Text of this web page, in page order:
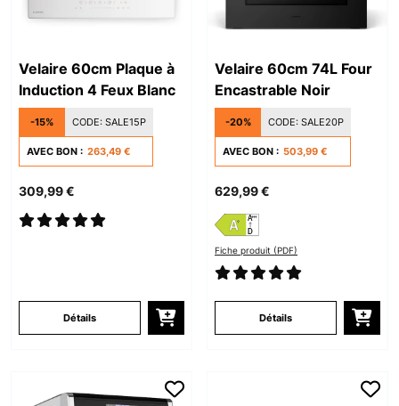
Velaire 60cm Plaque à
Induction 4 Feux Blanc
-15% CODE: SALE15P
AVEC BON : 263,49 €
309,99 €
Détails
Velaire 60cm 74L Four
Encastrable Noir
-20% CODE: SALE20P
AVEC BON : 503,99 €
629,99 €
Fiche produit (PDF)
Détails